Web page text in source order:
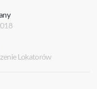
Lokatorów